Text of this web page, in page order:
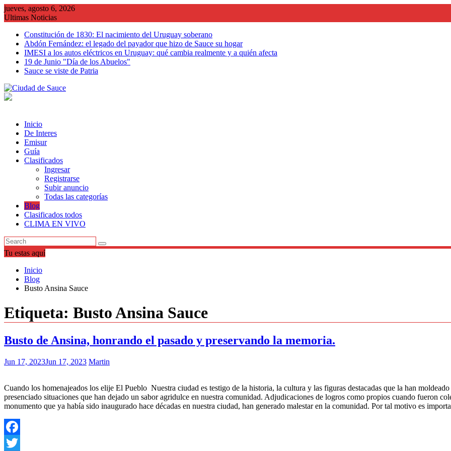
Saltar
al
jueves, agosto 6, 2026
Ultimas Noticias
Constitución de 1830: El nacimiento del Uruguay soberano
Abdón Fernández: el legado del payador que hizo de Sauce su hogar
IMESI a los autos eléctricos en Uruguay: qué cambia realmente y a quién afecta
19 de Junio "Día de los Abuelos"
Sauce se viste de Patria
Inicio
De Interes
Emisur
Guía
Clasificados
Ingresar
Registrarse
Subir anuncio
Todas las categorías
Blog
Clasificados todos
CLIMA EN VIVO
Tu estas aquí
Inicio
Blog
Busto Ansina Sauce
Etiqueta: Busto Ansina Sauce
Busto de Ansina, honrando el pasado y preservando la memoria.
Jun 17, 2023Jun 17, 2023 Martin
Cuando los homenajeados los elije El Pueblo Nuestra ciudad es testigo de la historia, la cultura y las figuras destacadas que la han
presenciado situaciones que han dejado un sabor agridulce en nuestra comunidad. Adjudicaciones de logros como propios cuando fueron
monumento que ya había sido inaugurado hace décadas en nuestra ciudad, han generado malestar en la comunidad. Por tal motivo es
Facebook